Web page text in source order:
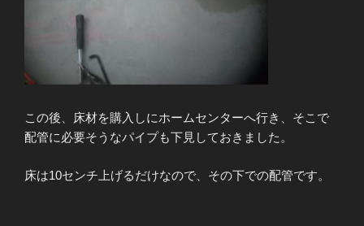
この後、床材を購入しにホームセンターへ行き、そこで
配管に必要そうなパイプも下見しておきました。
床は10センチ上げるだけなので、その下での配管です。